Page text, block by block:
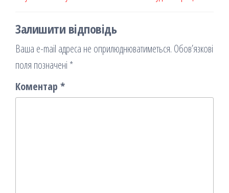
Залишити відповідь
Ваша e-mail адреса не оприлюднюватиметься. Обов’язкові
поля позначені *
Коментар *